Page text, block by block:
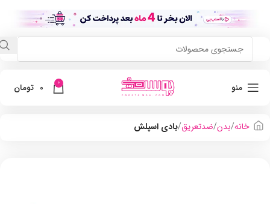
منو 0
0 تومان
خانه بدن ضدتعریق بادی اسپلش